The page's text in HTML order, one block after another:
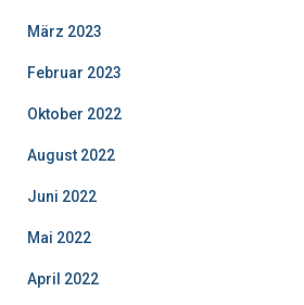
März 2023
Februar 2023
Oktober 2022
August 2022
Juni 2022
Mai 2022
April 2022